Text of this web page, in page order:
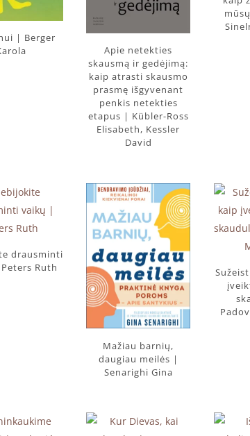
| Berger
Apie netekties
skausmą ir gedėjimą:
kaip atrasti skausmo
prasmę išgyvenant
penkis netekties
etapus | Kübler-Ross
Elisabeth, Kessler
David
drausminti
Ruth
Mažiau barnių,
daugiau meilės |
Senarighi Gina